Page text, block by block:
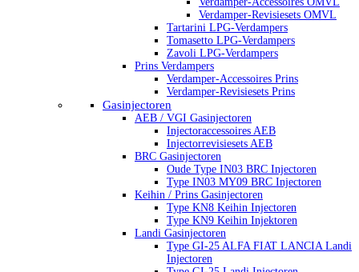
Verdamper-Revisiesets OMVL
Tartarini LPG-Verdampers
Tomasetto LPG-Verdampers
Zavoli LPG-Verdampers
Prins Verdampers
Verdamper-Accessoires Prins
Verdamper-Revisiesets Prins
Gasinjectoren
AEB / VGI Gasinjectoren
Injectoraccessoires AEB
Injectorrevisiesets AEB
BRC Gasinjectoren
Oude Type IN03 BRC Injectoren
Type IN03 MY09 BRC Injectoren
Keihin / Prins Gasinjectoren
Type KN8 Keihin Injectoren
Type KN9 Keihin Injektoren
Landi Gasinjectoren
Type GI-25 ALFA FIAT LANCIA Landi
Injectoren